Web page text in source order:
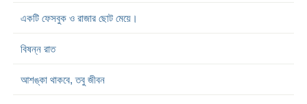
একটি ফেসবুক ও রাজার ছোট মেয়ে।
বিষন্ন রাত
আশঙ্কা থাকবে, তবু জীবন